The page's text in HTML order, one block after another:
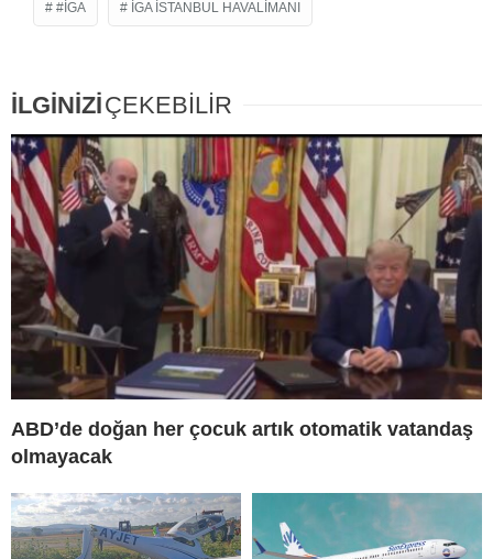
#IGA İGA İSTANBUL HAVALIMANI
İLGİNİZİÇEKEBİLİR
ABD’de doğan her çocuk artık otomatik vatandaş
olmayacak